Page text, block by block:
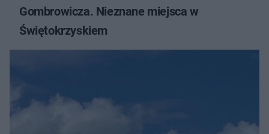
Gombrowicza. Nieznane miejsca w
Świętokrzyskiem